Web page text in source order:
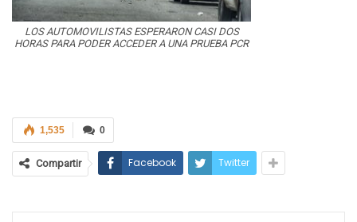
LOS AUTOMOVILISTAS ESPERARON CASI DOS
HORAS PARA PODER ACCEDER A UNA PRUEBA PCR
0
1,535
Compartir Facebook Twitter